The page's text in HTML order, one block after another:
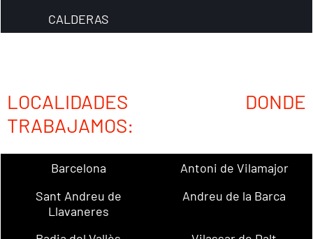
CALDERAS
LOCALIDADES DONDE
TRABAJAMOS:
Barcelona
Antoni de Vilamajor
Sant Andreu de
Llavaneres
Andreu de la Barca